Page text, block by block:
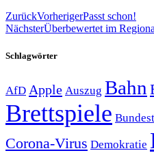
ZurückVorherigerPasst schon!
NächsterÜberbewertet im
Schlagwörter
AfD Apple Auszug Bahn
Brettspiele
Corona-Virus Demokratie